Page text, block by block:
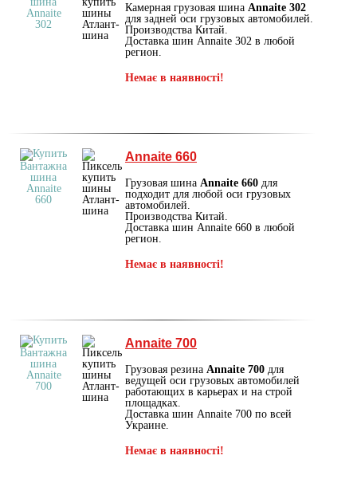
Камерная грузовая шина Annaite 302
для задней оси грузовых автомобилей.
Производства Китай.
Доставка шин Annaite 302 в любой
регион.
Немає в наявності!
Annaite 660
Грузовая шина Annaite 660 для
подходит для любой оси грузовых
автомобилей.
Производства Китай.
Доставка шин Annaite 660 в любой
регион.
Немає в наявності!
Annaite 700
Грузовая резина Annaite 700 для
ведущей оси грузовых автомобилей
работающих в карьерах и на строй
площадках.
Доставка шин Annaite 700 по всей
Украине.
Немає в наявності!